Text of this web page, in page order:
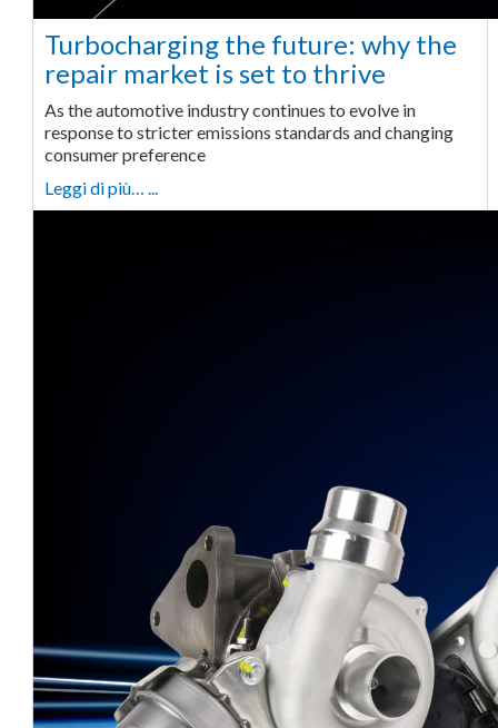
Turbocharging the future: why the
repair market is set to thrive
As the automotive industry continues to evolve in
response to stricter emissions standards and changing
consumer preference
Leggi di più… ...